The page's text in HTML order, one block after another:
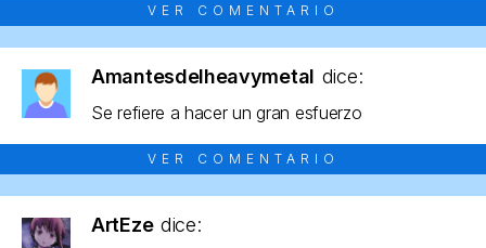
VER COMENTARIO
Amantesdelheavymetal dice:
Se refiere a hacer un gran esfuerzo
VER COMENTARIO
ArtEze dice: